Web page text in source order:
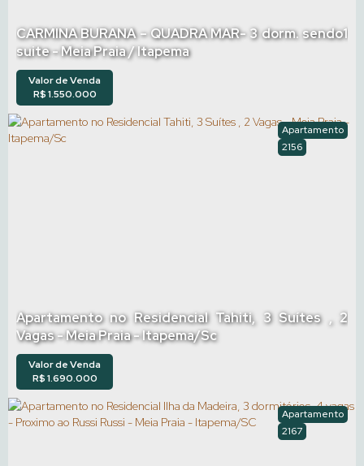
CARMINA BURANA – QUADRA MAR- 3 dorm. sendo1
suite - Meia Praia / Itapema
R$1.550.000
Valor de Venda
Apartamento no Residencial Tahiti, 3 Suítes , 2
Vagas - Meia Praia - Itapema/Sc
2156
Apartamento
R$1.690.000
Valor de Venda
2167
Apartamento